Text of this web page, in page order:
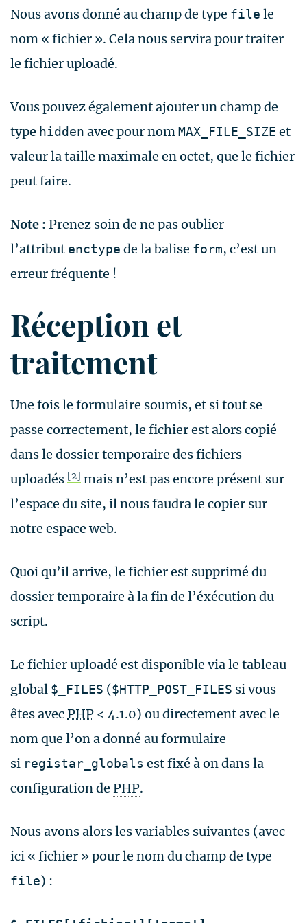
Nous avons donné au champ de type file le
nom « fichier ». Cela nous servira pour traiter
le fichier uploadé.
Vous pouvez également ajouter un champ de
type hidden avec pour nomMAX_FILE_SIZE et
valeur la taille maximale en octet, que le fichier
peut faire.
Note : Prenez soin de ne pas oublier
l’attribut enctype de la balise form, c’est un
erreur fréquente !
Réception et
traitement
Une fois le formulaire soumis, et si tout se
passe correctement, le fichier est alors copié
dans le dossier temporaire des fichiers
uploadés [2] mais n’est pas encore présent sur
l’espace du site, il nous faudra le copier sur
notre espace web.
Quoi qu’il arrive, le fichier est supprimé du
dossier temporaire à la fin de l’éxécution du
script.
Le fichier uploadé est disponible via le tableau
global $_FILES ($HTTP_POST_FILES si vous
êtes avecPHP < 4.1.0) ou directement avec le
nom que l’on a donné au formulaire
si registar_globals est fixé à on dans la
configuration de PHP.
Nous avons alors les variables suivantes (avec
ici « fichier » pour le nom du champ de type
file) :